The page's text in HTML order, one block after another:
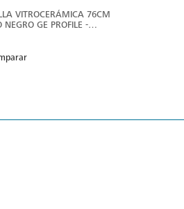
VITROCERÁMICA 76CM
NEGRO GE PROFILE -